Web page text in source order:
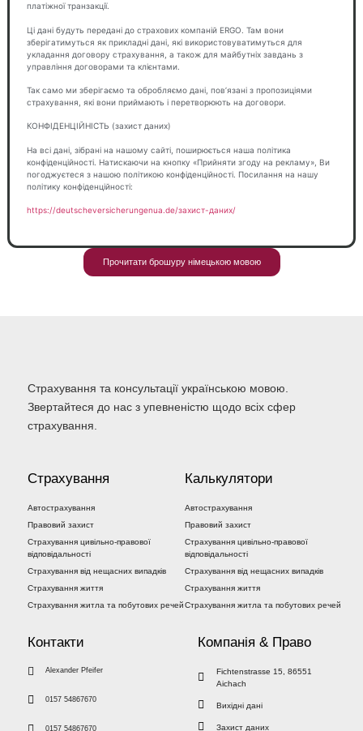
платіжної транзакції.
Ці дані будуть передані до страхових компаній ERGO. Там вони
зберігатимуться як прикладні дані, які використовуватимуться для
укладання договору страхування, а також для майбутніх завдань з
управління договорами та клієнтами.
Так само ми зберігаємо та обробляємо дані, пов’язані з пропозиціями
страхування, які вони приймають і перетворюють на договори.
КОНФІДЕНЦІЙНІСТЬ (захист даних)
На всі дані, зібрані на нашому сайті, поширюється наша політика
конфіденційності. Натискаючи на кнопку «Прийняти згоду на рекламу», Ви
погоджуєтеся з нашою політикою конфіденційності. Посилання на нашу
політику конфіденційності:
https://deutscheversicherungenua.de/захист-даних/
Прочитати брошуру німецькою мовою
Страхування та консультації українською мовою.
Звертайтеся до нас з упевненістю щодо всіх сфер
страхування.
Страхування
Автострахування
Правовий захист
Страхування цивільно-правової
відповідальності
Страхування від нещасних випадків
Страхування життя
Страхування житла та побутових речей
Калькулятори
Автострахування
Правовий захист
Страхування цивільно-правової
відповідальності
Страхування від нещасних випадків
Страхування життя
Страхування житла та побутових речей
Контакти
Alexander Pfeifer
0157 54867670
0157 54867670
Компанія & Право
Fichtenstrasse 15, 86551
Aichach
Вихідні дані
Захист даних